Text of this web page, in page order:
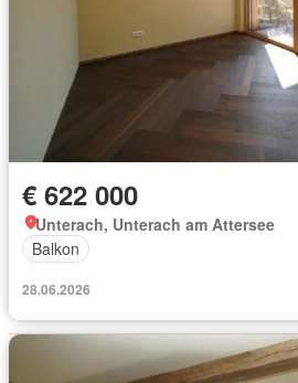
€ 622 000
Unterach, Unterach am Attersee
Balkon
28.06.2026